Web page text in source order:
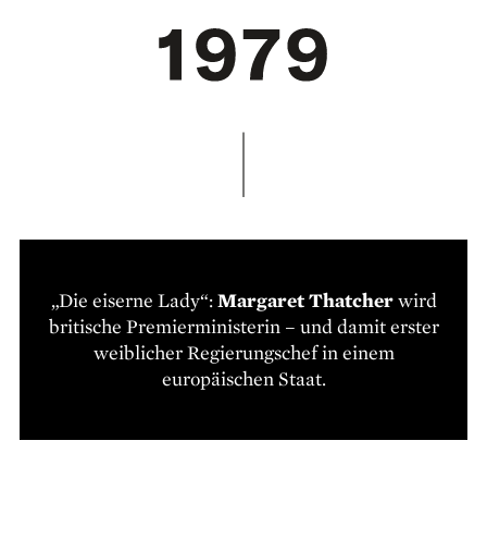
„Die eiserne Lady“:Margaret Thatcherwird
britische Premierministerin – und damit erster
weiblicher Regierungschef in einem
europäischen Staat.